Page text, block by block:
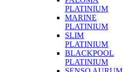
PLATINIUM
MARINE
PLATINIUM
SLIM
PLATINIUM
BLACKPOOL
PLATINIUM